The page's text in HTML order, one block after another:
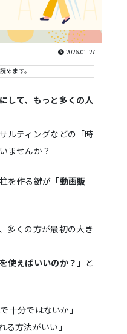
2026.01.27
めます。
して、もっと多くの人
ルティングなどの「時
ませんか？
を作る鍵が 「動画販
多くの方が最初の大き
使えばいいのか？」 と
十分ではないか」
る方法がいい」